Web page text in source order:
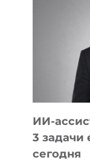
ИИ-
3 задачи
сегодня